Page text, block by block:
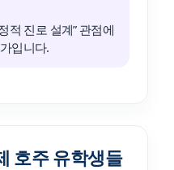
적 진로 설계” 관점에
입니다.
호주 유학생들